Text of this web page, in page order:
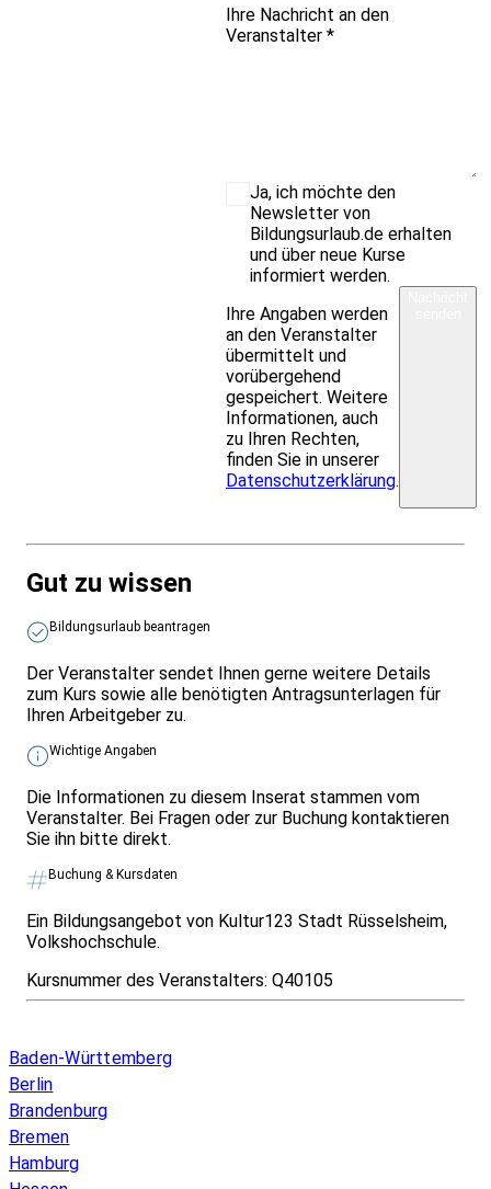
Ihre Nachricht an den
Veranstalter *
Ja, ich möchte den
Newsletter von
Bildungsurlaub.de erhalten
und über neue Kurse
informiert werden.
Ihre Angaben werden
an den Veranstalter
übermittelt und
vorübergehend
gespeichert. Weitere
Informationen, auch
zu Ihren Rechten,
finden Sie in unserer
Datenschutzerklärung.
Gut zu wissen
Bildungsurlaub beantragen
Der Veranstalter sendet Ihnen gerne weitere Details
zum Kurs sowie alle benötigten Antragsunterlagen für
Ihren Arbeitgeber zu.
Wichtige Angaben
Die Informationen zu diesem Inserat stammen vom
Veranstalter. Bei Fragen oder zur Buchung kontaktieren
Sie ihn bitte direkt.
Buchung & Kursdaten
Ein Bildungsangebot von Kultur123 Stadt Rüsselsheim,
Volkshochschule.
Kursnummer des Veranstalters: Q40105
Baden-Württemberg
Berlin
Brandenburg
Bremen
Hamburg